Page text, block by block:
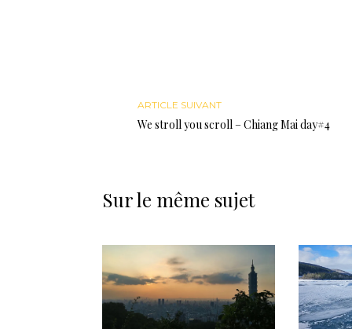
ARTICLE SUIVANT
We stroll you scroll – Chiang Mai day#4
Sur le même sujet